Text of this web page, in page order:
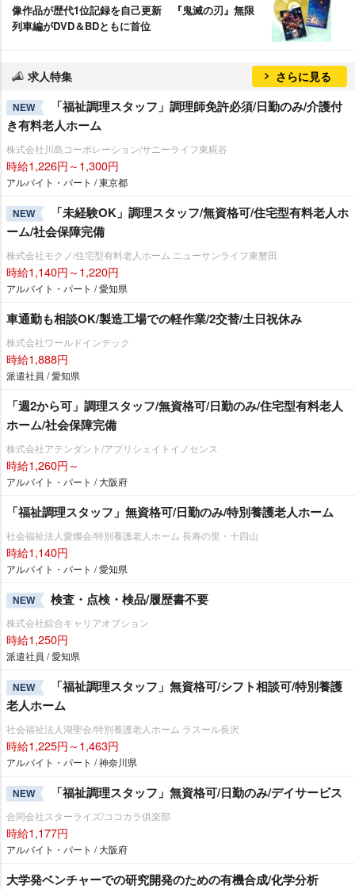
像作品が歴代1位記録を自己更新 『鬼滅の刃』無限
列車編がDVD＆BDともに首位
求人特集 さらに見る
NEW
「福祉調理スタッフ」調理師免許必須/日勤のみ/介護付
き有料老人ホーム
株式会社川島コーポレーション/サニーライフ東糀谷
時給1,226円～1,300円
アルバイト・パート / 東京都
NEW
「未経験OK」調理スタッフ/無資格可/住宅型有料老人ホ
ーム/社会保障完備
株式会社モクノ/住宅型有料老人ホーム ニューサンライフ東蟹田
時給1,140円～1,220円
アルバイト・パート / 愛知県
車通勤も相談OK/製造工場での軽作業/2交替/土日祝休み
株式会社ワールドインテック
時給1,888円
派遣社員 / 愛知県
「週2から可」調理スタッフ/無資格可/日勤のみ/住宅型有料老人
ホーム/社会保障完備
株式会社アテンダント/アプリシェイトイノセンス
時給1,260円～
アルバイト・パート / 大阪府
「福祉調理スタッフ」無資格可/日勤のみ/特別養護老人ホーム
社会福祉法人愛燦会/特別養護老人ホーム 長寿の里・十四山
時給1,140円
アルバイト・パート / 愛知県
NEW 検査・点検・検品/履歴書不要
株式会社綜合キャリアオプション
時給1,250円
派遣社員 / 愛知県
NEW
「福祉調理スタッフ」無資格可/シフト相談可/特別養護
老人ホーム
社会福祉法人湖聖会/特別養護老人ホーム ラスール長沢
時給1,225円～1,463円
アルバイト・パート / 神奈川県
NEW 「福祉調理スタッフ」無資格可/日勤のみ/デイサービス
合同会社スターライズ/ココカラ俱楽部
時給1,177円
アルバイト・パート / 大阪府
大学発ベンチャーでの研究開発のための有機合成/化学分析